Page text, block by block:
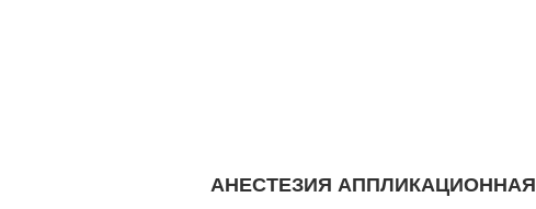
АНЕСТЕЗИЯ АППЛИКАЦИОННАЯ